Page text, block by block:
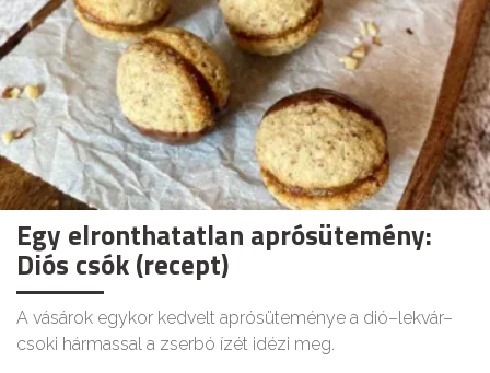
Egy elronthatatlan aprósütemény:
Diós csók (recept)
A vásárok egykor kedvelt aprósüteménye a dió–lekvár–
csoki hármassal a zserbó ízét idézi meg.